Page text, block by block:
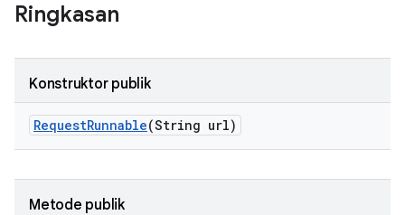
Ringkasan
Konstruktor publik
RequestRunnable(String url)
Metode publik